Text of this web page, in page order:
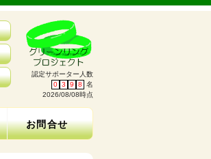
認定サポーター人数
0 3 9 8
名
2026/08/08時点
お問合せ